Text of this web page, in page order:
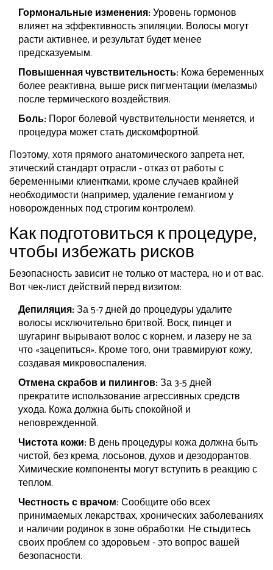
Гормональные изменения:Уровень гормонов
влияет на эффективность эпиляции. Волосы могут
расти активнее, и результат будет менее
предсказуемым.
Повышенная чувствительность: Кожа беременных
более реактивна, выше риск пигментации (мелазмы)
после термического воздействия.
Боль: Порог болевой чувствительности меняется, и
процедура может стать дискомфортной.
Поэтому, хотя прямого анатомического запрета нет,
этический стандарт отрасли - отказ от работы с
беременными клиентками, кроме случаев крайней
необходимости (например, удаление гемангиом у
новорожденных под строгим контролем).
Как подготовиться к процедуре,
чтобы избежать рисков
Безопасность зависит не только от мастера, но и от вас.
Вот чек-лист действий перед визитом:
Депиляция:За 5-7 дней до процедуры удалите
волосы исключительно бритвой. Воск, пинцет и
шугаринг вырывают волос с корнем, и лазеру не за
что «зацепиться». Кроме того, они травмируют кожу,
создавая микровоспаления.
Отмена скрабов и пилингов:За 3-5 дней
прекратите использование агрессивных средств
ухода. Кожа должна быть спокойной и
неповрежденной.
Чистота кожи: В день процедуры кожа должна быть
чистой, без крема, лосьонов, духов и дезодорантов.
Химические компоненты могут вступить в реакцию с
теплом.
Честность с врачом:Сообщите обо всех
принимаемых лекарствах, хронических заболеваниях
и наличии родинок в зоне обработки. Не стыдитесь
своих проблем со здоровьем - это вопрос вашей
безопасности.